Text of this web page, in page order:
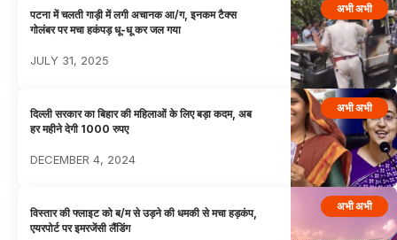
अभी अभी
पटना में चलती गाड़ी में लगी अचानक आ/ग, इनकम टैक्स
गोलंबर पर मचा हकंपड़ धू-धू कर जल गया
JULY 31, 2025
अभी अभी
दिल्ली सरकार का बिहार की महिलाओं के लिए बड़ा कदम, अब
हर महीने देगी 1000 रुपए
DECEMBER 4, 2024
अभी अभी
विस्तार की फ्लाइट को ब/म से उड़ने की धमकी से मचा हड़कंप,
एयरपोर्ट पर इमरजेंसी लैंडिंग